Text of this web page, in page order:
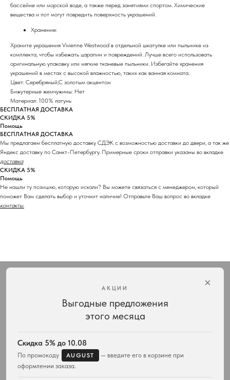
бассейне или морской воде, а также перед занятиями спортом. Химические
вещества и пот могут повредить поверхность украшений.
Хранение:
Храните украшения Vivienne Westwood в отдельной шкатулке или пыльнике из
комплекта, чтобы избежать царапин и повреждений. Лучше всего использовать
оригинальную упаковку или мягкие тканевые пыльники. Избегайте хранения
украшений в местах с высокой влажностью, таких как ванная комната.
Цвет: Серебряный;С золотым акцентом
Бижутерные жемчужины: Нет
Материал: 100% латунь
БЕСПЛАТНАЯ ДОСТАВКА
СКИДКА 5%
Помощь
БЕСПЛАТНАЯ ДОСТАВКА
Мы предлагаем бесплатную доставку СДЭК с возможностью доставки до двери, а так же
Яндекс доставку по Санкт-Петербургу. Примерные сроки отправки указаны во вкладке
доставка
СКИДКА 5%
Помощь
Не нашли ту позицию, которую искали? Вы можете связаться с менеджером, который
поможет Вам сделать выбор и уточнит наличие! Отправьте Ваш вопрос во вкладке
контакты.
×
АКЦИИ
Выгодные предложения
этого месяца
Скидка 5% до 10.08
По промокоду AUGUST
— введите его в корзине при
оформлении заказа.
Интернет-магазин украшений Vivienne Westwood с доставкой по всей России
Весь ассортимент
Подвески и ожерелья
Серьги